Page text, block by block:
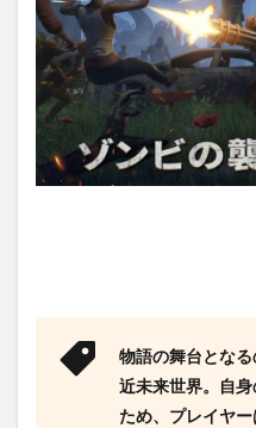
物語の舞台とな
近未来世界。自
ため、プレイヤ